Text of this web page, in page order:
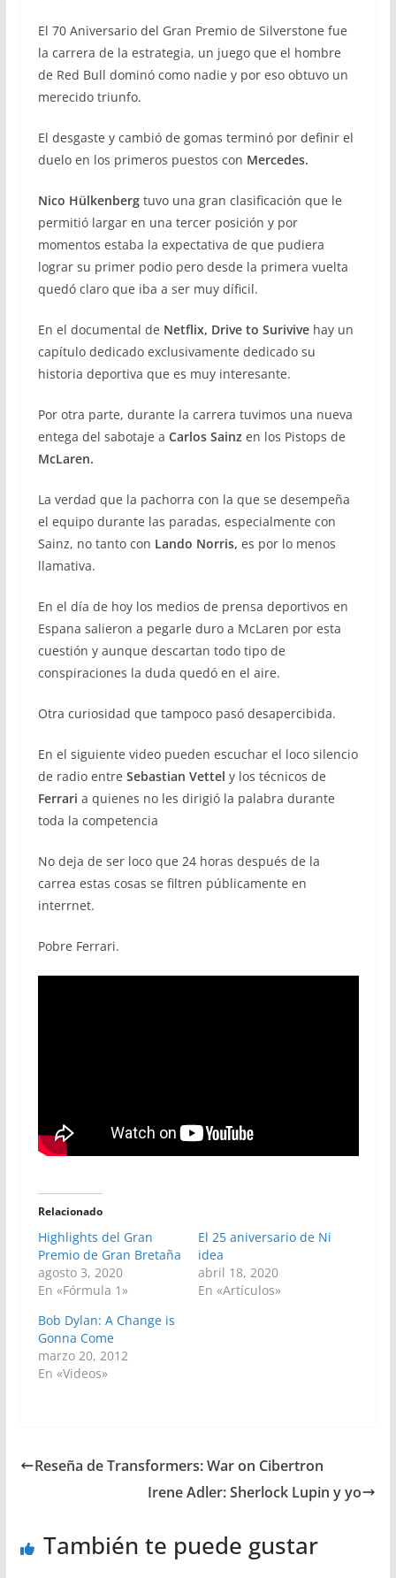
El 70 Aniversario del Gran Premio de Silverstone fue
la carrera de la estrategia, un juego que el hombre
de Red Bull dominó como nadie y por eso obtuvo un
merecido triunfo.
El desgaste y cambió de gomas terminó por definir el
duelo en los primeros puestos con Mercedes.
Nico Hülkenbergtuvo una gran clasificación que le
permitió largar en una tercer posición y por
momentos estaba la expectativa de que pudiera
lograr su primer podio pero desde la primera vuelta
quedó claro que iba a ser muy díficil.
En el documental de Netflix, Drive to Surivivehay un
capítulo dedicado exclusivamente dedicado su
historia deportiva que es muy interesante.
Por otra parte, durante la carrera tuvimos una nueva
entega del sabotaje a Carlos Sainzen los Pistops de
McLaren.
La verdad que la pachorra con la que se desempeña
el equipo durante las paradas, especialmente con
Sainz, no tanto con Lando Norris, es por lo menos
llamativa.
En el día de hoy los medios de prensa deportivos en
Espana salieron a pegarle duro a McLaren por esta
cuestión y aunque descartan todo tipo de
conspiraciones la duda quedó en el aire.
Otra curiosidad que tampoco pasó desapercibida.
En el siguiente video pueden escuchar el loco silencio
de radio entre Sebastian Vettel y los técnicos de
Ferrari a quienes no les dirigió la palabra durante
toda la competencia
No deja de ser loco que 24 horas después de la
carrea estas cosas se filtren públicamente en
interrnet.
Pobre Ferrari.
Relacionado
Highlights del Gran
Premio de Gran Bretaña
agosto 3, 2020
En «Fórmula 1»
El 25 aniversario de Ni
idea
abril 18, 2020
En «Artículos»
Bob Dylan: A Change is
Gonna Come
marzo 20, 2012
En «Videos»
Reseña de Transformers: War on Cibertron
Irene Adler: Sherlock Lupin y yo
También te puede gustar